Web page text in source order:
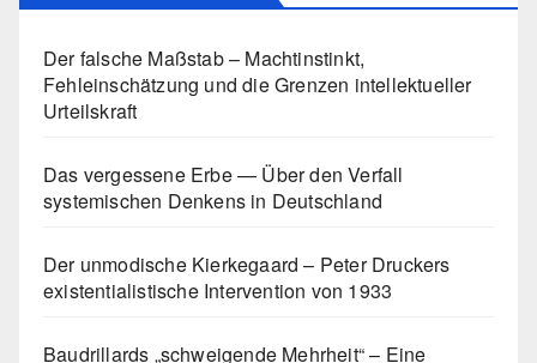
Der falsche Maßstab – Machtinstinkt,
Fehleinschätzung und die Grenzen intellektueller
Urteilskraft
Das vergessene Erbe — Über den Verfall
systemischen Denkens in Deutschland
Der unmodische Kierkegaard – Peter Druckers
existentialistische Intervention von 1933
Baudrillards „schweigende Mehrheit“ – Eine